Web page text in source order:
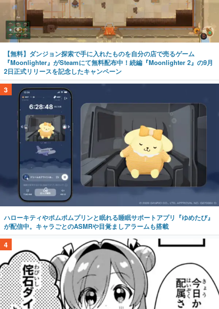
【無料】ダンジョン探索で手に入れたものを自分の店で売るゲーム
『Moonlighter』がSteamにて無料配布中！続編『Moonlighter 2』の9月
2日正式リリースを記念したキャンペーン
3
ハローキティやポムポムプリンと眠れる睡眠サポートアプリ『ゆめたび』
が配信中。キャラごとのASMRや目覚ましアラームも搭載
4